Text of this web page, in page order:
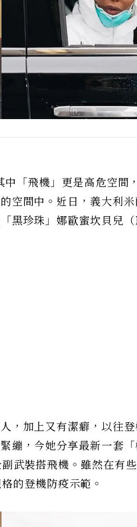
「飛機」更是高危空間
空間中。近日，義大利
黑珍珠」娜歐蜜坎貝
，加上又有潔癖，以往
繃，今她分享最新一套
武裝搭飛機。雖然在有
的登機防疫示範。